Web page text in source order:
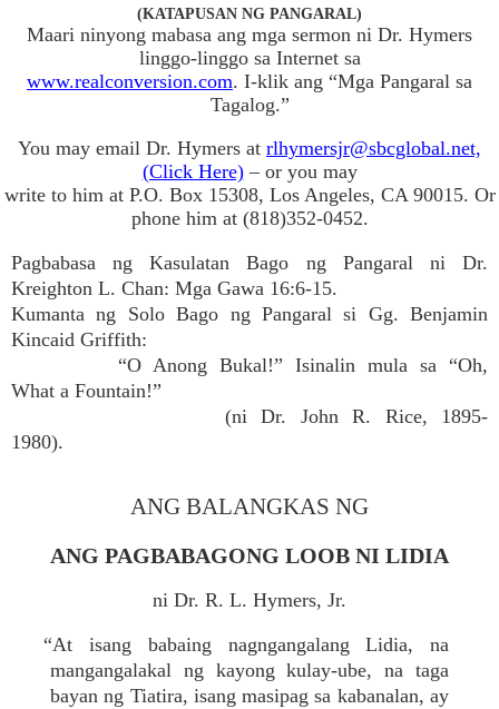
(KATAPUSAN NG PANGARAL)
Maari ninyong mabasa ang mga sermon ni Dr. Hymers
linggo-linggo sa Internet sa
www.realconversion.com. I-klik ang “Mga Pangaral sa
Tagalog.”
You may email Dr. Hymers at rlhymersjr@sbcglobal.net,
(Click Here)– or you may
write to him at P.O. Box 15308, Los Angeles, CA 90015. Or
phone him at (818)352-0452.
Pagbabasa ng Kasulatan Bago ng Pangaral ni Dr.
Kreighton L. Chan: Mga Gawa 16:6-15.
Kumanta ng Solo Bago ng Pangaral si Gg. Benjamin
Kincaid Griffith:
“O Anong Bukal!” Isinalin mula sa “Oh,
What a Fountain!”
(ni Dr. John R. Rice, 1895-
1980).
ANG BALANGKAS NG
ANG PAGBABAGONG LOOB NI LIDIA
ni Dr. R. L. Hymers, Jr.
“At isang babaing nagngangalang Lidia, na
mangangalakal ng kayong kulay-ube, na taga
bayan ng Tiatira, isang masipag sa kabanalan, ay